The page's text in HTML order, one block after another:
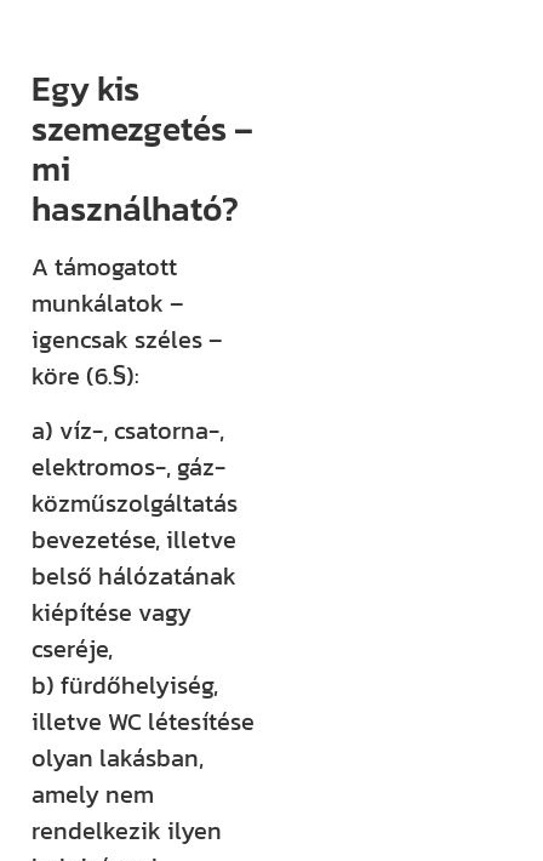
Egy kis
szemezgetés –
mi
használható?
A támogatott
munkálatok –
igencsak széles –
köre (6.§):
a) víz-, csatorna-,
elektromos-, gáz-
közműszolgáltatás
bevezetése, illetve
belső hálózatának
kiépítése vagy
cseréje,
b) fürdőhelyiség,
illetve WC létesítése
olyan lakásban,
amely nem
rendelkezik ilyen